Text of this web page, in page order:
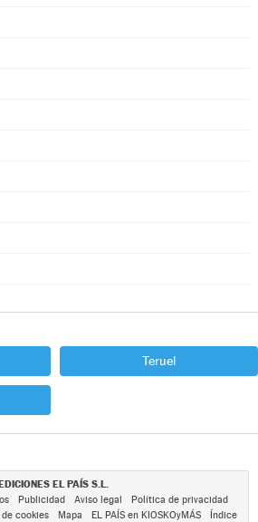
Teruel
EL PAÍS S.L.
Publicidad Aviso legal
Política de privacidad
cookies Mapa EL PAÍS en KIOSKOyMÁS Índice